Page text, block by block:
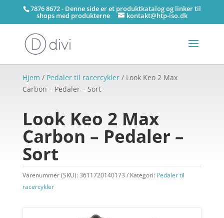
7876 8672 - Denne side er et produktkatalog og linker til
shops med produkterne kontakt@htp-iso.dk
Hjem / Pedaler til racercykler/ Look Keo 2 Max
Carbon – Pedaler – Sort
Look Keo 2 Max
Carbon – Pedaler –
Sort
Varenummer (SKU):3611720140173 Kategori: Pedaler til
racercykler